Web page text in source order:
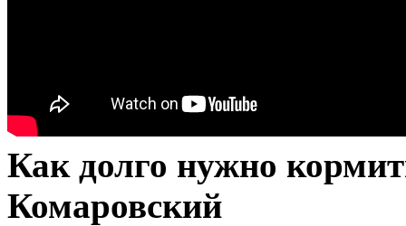
Как долго нужно
Комаровский